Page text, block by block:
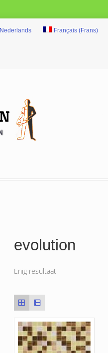
Nederlands Français (Frans)
evolution
Enig resultaat